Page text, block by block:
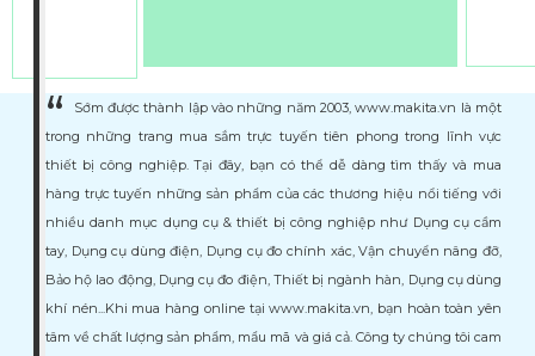
Sớm được thành lập vào những năm 2003, www.makita.vn là một
trong những trang mua sắm trực tuyến tiên phong trong lĩnh vực
thiết bị công nghiệp. Tại đây, bạn có thể dễ dàng tìm thấy và mua
hàng trực tuyến những sản phẩm của các thương hiệu nổi tiếng với
nhiều danh mục dụng cụ & thiết bị công nghiệp như Dụng cụ cầm
tay, Dụng cụ dùng điện, Dụng cụ đo chính xác, Vận chuyển nâng đỡ,
Bảo hộ lao động, Dụng cụ đo điện, Thiết bị ngành hàn, Dụng cụ dùng
khí nén...Khi mua hàng online tại www.makita.vn, bạn hoàn toàn yên
tâm về chất lượng sản phẩm, mẩu mã và giá cả. Công ty chúng tôi cam